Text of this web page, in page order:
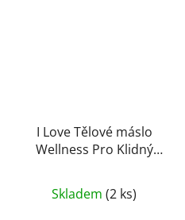
I Love Tělové máslo
Wellness Pro Klidný
Skladem (2 ks)